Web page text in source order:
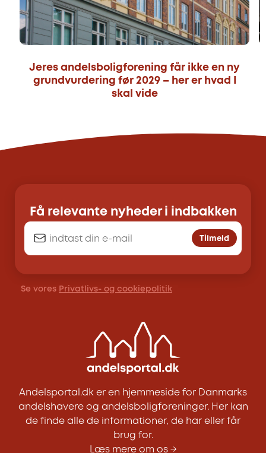
Jeres andelsboligforening får ikke en ny
grundvurdering før 2029 – her er hvad I
skal vide
Få relevante nyheder i indbakken
Tilmeld
Se vores Privatlivs- og cookiepolitik
Andelsportal.dk er en hjemmeside for Danmarks
andelshavere og andelsboligforeninger. Her kan
de finde alle de informationer, de har eller får
brug for.
Læs mere om os →